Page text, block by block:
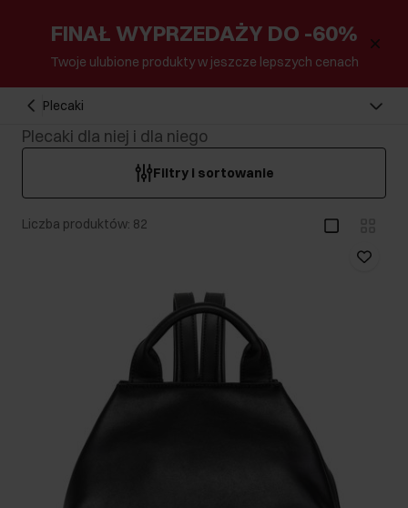
FINAŁ WYPRZEDAŻY DO -60%
Twoje ulubione produkty w jeszcze lepszych cenach
Plecaki
Plecaki dla niej i dla niego
Filtry i sortowanie
Liczba produktów: 82